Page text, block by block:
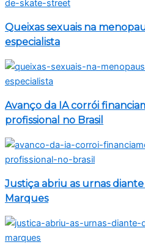
Queixas sexuais na
especialista
Avanço da IA corrói
profissional no Brasil
Justiça abriu as urnas
Marques